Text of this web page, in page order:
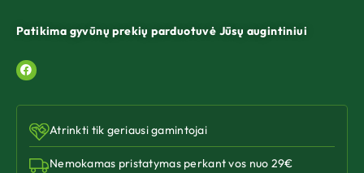
Patikima gyvūnų prekių parduotuvė Jūsų augintiniui
Atrinkti tik geriausi gamintojai
Nemokamas pristatymas perkant vos nuo 29€